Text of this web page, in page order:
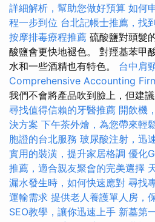
詳細解析，幫助您做好預算 如何
程一步到位 台北記帳士推薦，找
按摩排毒療程推薦 硫酸鹽對頭髮
酸鹽會更快地褪色。 對羥基苯甲
水和一些酒精也有特色。 台中肩
Comprehensive Accounting
我們不會將產品吹到臉上，但建議
尋找值得信賴的牙醫推薦 開飲機
決方案 下午茶外燴，為您帶來輕
胞證的台北服務 玻尿酸注射，迅
實用的裝潢，提升家居格調 優化
推薦，適合親友聚會的完美選擇
漏水發生時，如何快速應對 尋找
運輸需求 提供老人養護單人房，
SEO教學，讓你迅速上手 新墓第